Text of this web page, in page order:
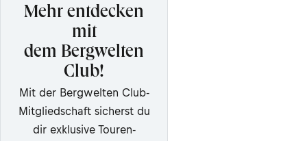
Mehr entdecken
mit
dem Bergwelten
Club!
Mit der Bergwelten Club-
Mitgliedschaft sicherst du
dir exklusive Touren-